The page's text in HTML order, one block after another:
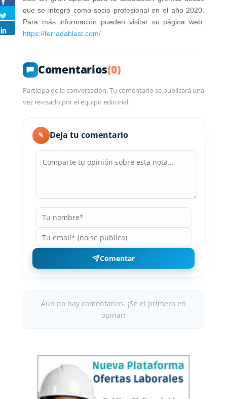
que se integró como socio profesional en el año 2020.
Para más información pueden visitar su página web:
https://ferradablast.com/
Comentarios(0)
Participa de la conversación. Tu comentario se publicará una
vez revisado por el equipo editorial.
✎ Deja tu comentario
Comentar
Aún no hay comentarios. ¡Sé el primero en
opinar!